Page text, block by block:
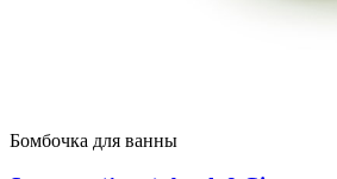
Бомбочка для ванны